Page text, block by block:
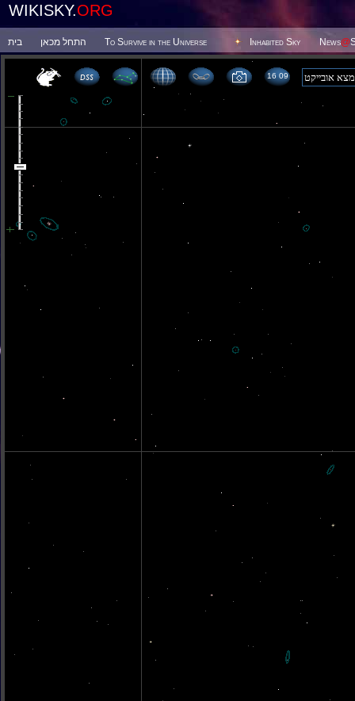
WIKISKY.ORG
בית התחל מכאן To Survive in the Universe Inhabited Sky News@
16 09